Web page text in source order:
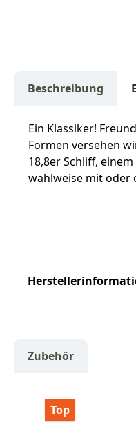
Beschreibung
Ein Klassiker!
Formen versehen
18,8er Schliff,
wahlweise mit oder
Zubehör
Produktgalerie
Top